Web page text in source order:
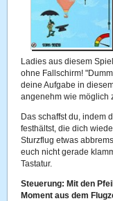
Ladies aus diesem
ohne Fallschirm!
deine Aufgabe in
angenehm wie möglich
Das schaffst du, indem
festhältst, die dich
Sturzflug etwas
euch nicht gerade
Tastatur.
Steuerung: Mit den
Moment aus dem